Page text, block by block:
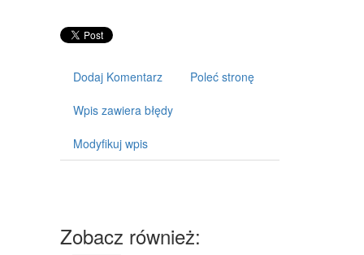
CHEMIA
ART. SPOŻYWCZE
MATERIAŁY EKSPLOATACYJNE
MASZYNY
Dodaj Komentarz Poleć stronę
Wpis zawiera błędy
Modyfikuj wpis
Zobacz również: